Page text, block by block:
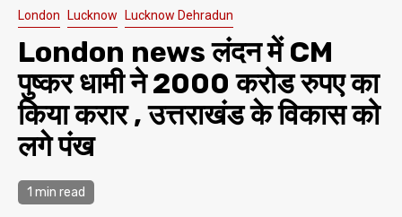
London Lucknow Lucknow Dehradun
London news लंदन में CM
पुष्कर धामी ने 2000 करोड रुपए का
किया करार , उत्तराखंड के विकास को
लगे पंख
1 min read